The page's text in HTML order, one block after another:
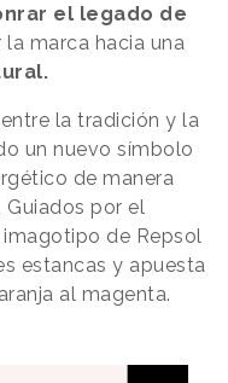
el legado de
marca hacia una
la tradición y la
un nuevo símbolo
de manera
Guiados por el
imagotipo de Repsol
estancas y apuesta
al magenta.